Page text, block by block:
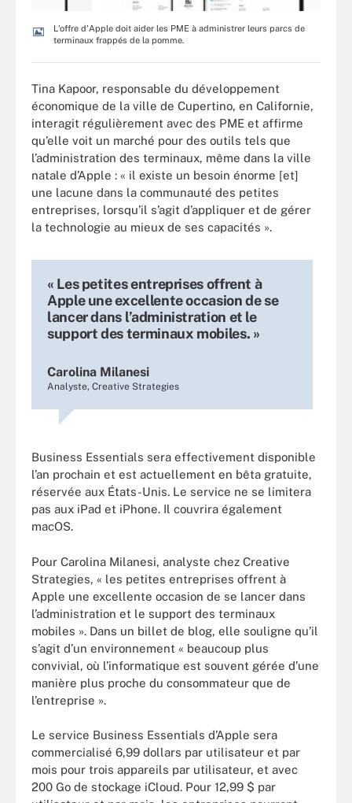
L'offre d'Apple doit aider les PME à administrer leurs parcs de
terminaux frappés de la pomme.
Tina Kapoor, responsable du développement
économique de la ville de Cupertino, en Californie,
interagit régulièrement avec des PME et affirme
qu’elle voit un marché pour des outils tels que
l’administration des terminaux, même dans la ville
natale d’Apple : « il existe un besoin énorme [et]
une lacune dans la communauté des petites
entreprises, lorsqu’il s’agit d’appliquer et de gérer
la technologie au mieux de ses capacités ».
« Les petites entreprises offrent à
Apple une excellente occasion de se
lancer dans l’administration et le
support des terminaux mobiles. »
Carolina Milanesi
Analyste, Creative Strategies
Business Essentials sera effectivement disponible
l’an prochain et est actuellement en bêta gratuite,
réservée aux États-Unis. Le service ne se limitera
pas aux iPad et iPhone. Il couvrira également
macOS.
Pour Carolina Milanesi, analyste chez Creative
Strategies, « les petites entreprises offrent à
Apple une excellente occasion de se lancer dans
l’administration et le support des terminaux
mobiles ». Dans un billet de blog, elle souligne qu’il
s’agit d’un environnement « beaucoup plus
convivial, où l’informatique est souvent gérée d’une
manière plus proche du consommateur que de
l’entreprise ».
Le service Business Essentials d’Apple sera
commercialisé 6,99 dollars par utilisateur et par
mois pour trois appareils par utilisateur, et avec
200 Go de stockage iCloud. Pour 12,99 $ par